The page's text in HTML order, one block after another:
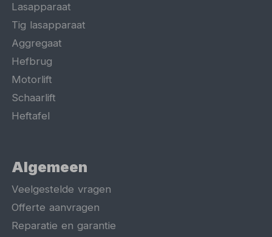
Lasapparaat
Tig lasapparaat
Aggregaat
Hefbrug
Motorlift
Schaarlift
Heftafel
Algemeen
Veelgestelde vragen
Offerte aanvragen
Reparatie en garantie